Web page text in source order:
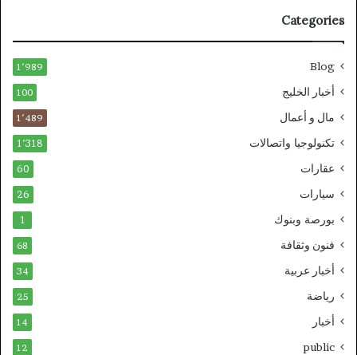
Categories
Blog 1٬989
أخبار الخليج 100
مال و أعمال 1٬489
تكنولوجيا واتصالات 1٬318
عقارات 60
سيارات 26
بورصة وبنوك 1
فنون وثقافة 68
أخبار عربية 34
رياضة 25
أخبار 14
public
12